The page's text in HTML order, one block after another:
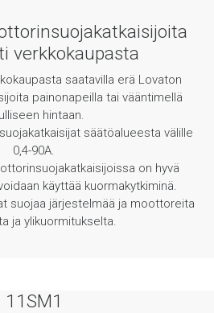
verkkokaupasta
saatavilla erä Lovaton
painonapeilla tai vääntimellä
hintaan.
säätöalueesta välille
0,4-90A.
on hyvä
käyttää kuormakytkiminä.
suojaa järjestelmää ja moottoreita
ja ylikuormitukselta.
11SM1